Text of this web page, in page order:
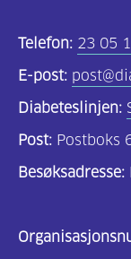
Telefon: 23 05
E-post:
Diabeteslinjen:
Post: Postboks
Besøksadresse: